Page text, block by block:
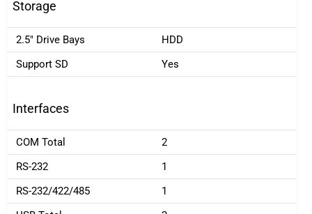
Storage
2.5" Drive Bays
HDD
Support SD
Yes
Interfaces
COM Total
2
RS-232
1
RS-232/422/485
1